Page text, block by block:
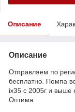
Описание
Описание
Отправляем по
бесплатно. Помпа
ix35 с 2005г и выше
Оптима